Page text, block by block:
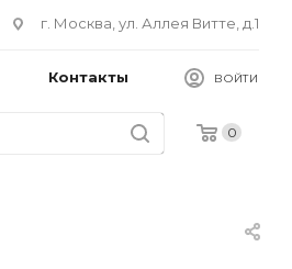
г. Москва, ул. Аллея Витте, д.1
Контакты ВОЙТИ
0